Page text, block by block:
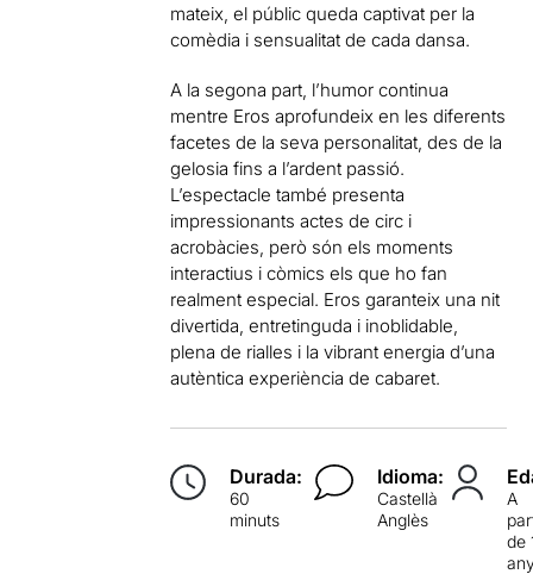
mateix, el públic queda captivat per la
comèdia i sensualitat de cada dansa.
A la segona part, l’humor continua
mentre Eros aprofundeix en les diferents
facetes de la seva personalitat, des de la
gelosia fins a l’ardent passió.
L’espectacle també presenta
impressionants actes de circ i
acrobàcies, però són els moments
interactius i còmics els que ho fan
realment especial. Eros garanteix una nit
divertida, entretinguda i inoblidable,
plena de rialles i la vibrant energia d’una
autèntica experiència de cabaret.
Durada:
60
minuts
Idioma:
Castellà
Anglès
A
de